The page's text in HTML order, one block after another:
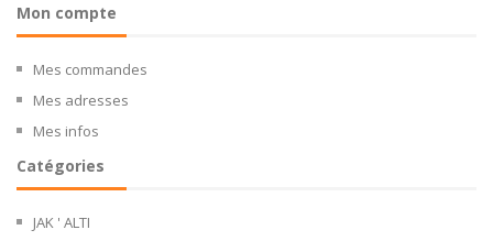
Mon compte
Mes commandes
Mes adresses
Mes infos
Catégories
JAK ' ALTI